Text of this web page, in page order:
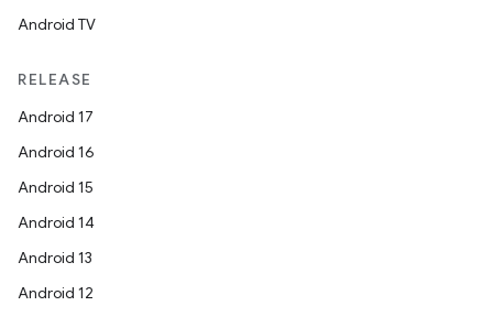
Android TV
RELEASE
Android 17
Android 16
Android 15
Android 14
Android 13
Android 12